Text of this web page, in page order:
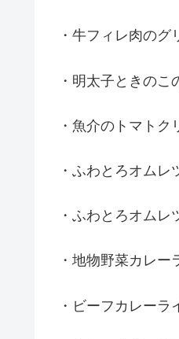
・牛フィレ肉の
・明太子ときの
・魚介のトマト
・ふわとろオム
・ふわとろオム
・地物野菜カレー
・ビーフカレーラ